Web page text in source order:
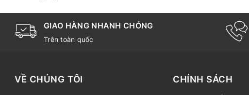
GIAO HÀNG NHANH CHÓNG
Trên toàn quốc
VỀ CHÚNG TÔI CHÍNH SÁCH